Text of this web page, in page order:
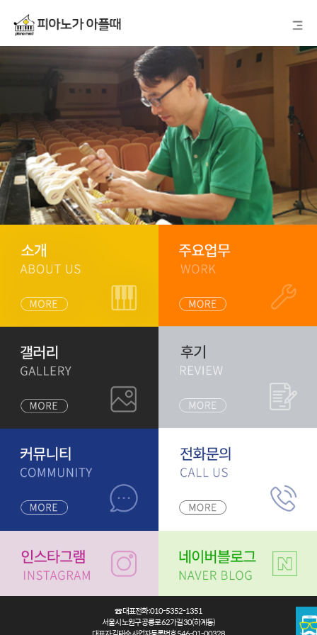
☎ 대표전화 :010-5352-1351
서울시 노원구 공릉로 62가길 30(하계동)